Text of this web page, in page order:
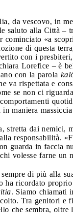
da vescovo, in
saluto alla Città –
«a
di questa
con i
Lorefice – è
con la parola
va rispettata e
se non ci
maniera
stretta dai nemici,
responsabilità.
guarda in faccia
volesse farne un
di più alla
ha ricordato
. Siamo chiamati
Tra genitori
che sembra,